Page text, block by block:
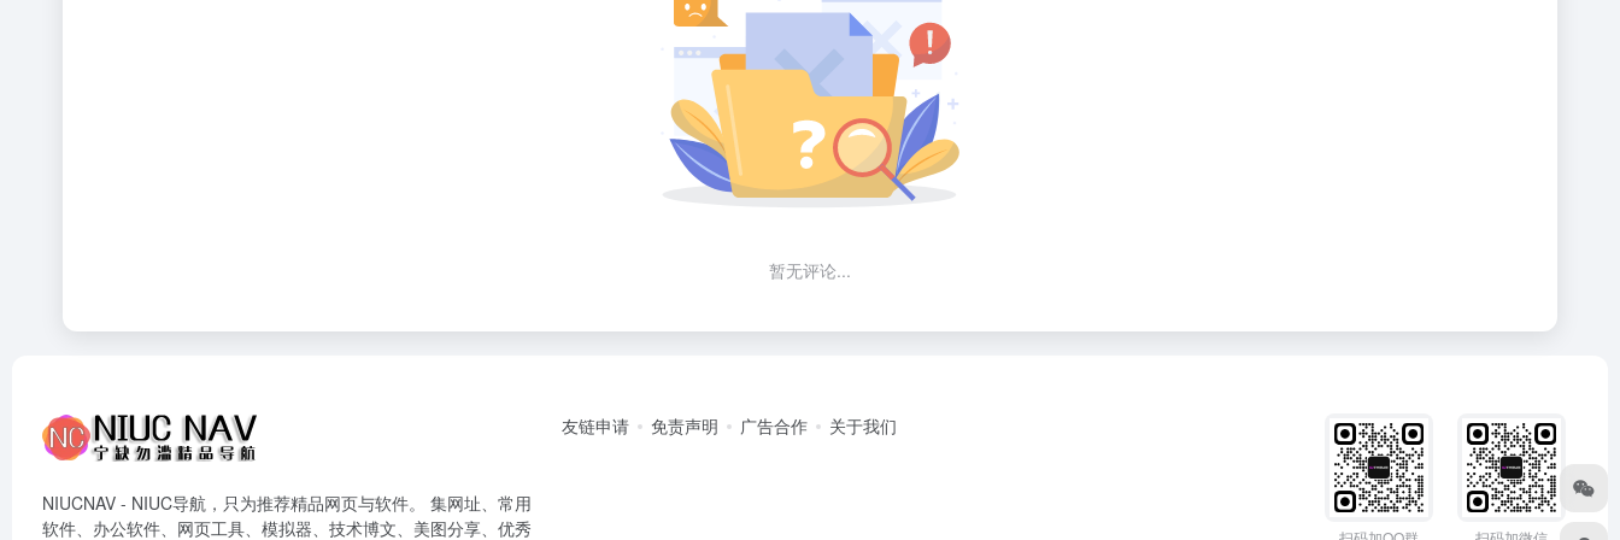
暂无评论...
NIUCNAV - NIUC导航，只为推荐精品网页与软件。 集网址、常用
软件、办公软件、网页工具、模拟器、技术博文、美图分享、优秀
友链申请 免责声明 广告合作 关于我们